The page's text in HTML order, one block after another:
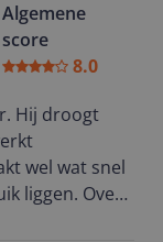
Algemene
score
8.0
Hij droogt
wel wat snel
liggen. Over